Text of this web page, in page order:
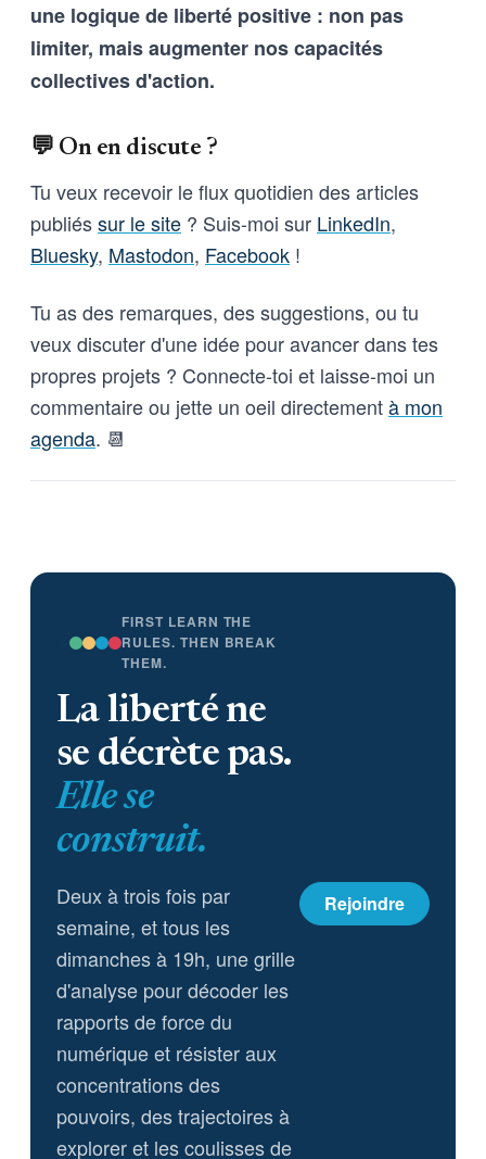
une logique de liberté positive : non pas
limiter, mais augmenter nos capacités
collectives d'action.
💬 On en discute ?
Tu veux recevoir le flux quotidien des articles
publiéssur le site ? Suis-moi sur LinkedIn,
Bluesky, Mastodon, Facebook !
Tu as des remarques, des suggestions, ou tu
veux discuter d'une idée pour avancer dans tes
propres projets ? Connecte-toi et laisse-moi un
commentaire ou jette un oeil directementà mon
agenda. 📆
FIRST LEARN THE
RULES. THEN BREAK
THEM.
La liberté ne
se décrète pas.
Elle se
construit.
Deux à trois fois par
semaine, et tous les
dimanches à 19h, une grille
d'analyse pour décoder les
rapports de force du
numérique et résister aux
concentrations des
pouvoirs, des trajectoires à
explorer et les coulisses de
Rejoindre